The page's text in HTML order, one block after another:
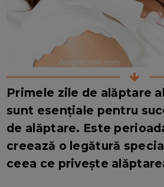
Primele zile de alăptare
sunt esențiale pentru
de alăptare. Este
creează o legătură
ceea ce privește